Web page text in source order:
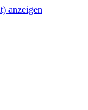
anzeigen